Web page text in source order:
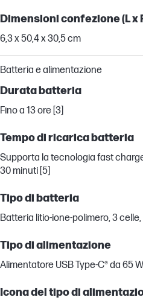
Dimensioni confezione (L x
6,3 x 50,4 x 30,5 cm
Batteria e alimentazione
Durata batteria
Fino a 13 ore [3]
Tempo di ricarica batteria
Supporta la tecnologia fast
30 minuti [5]
Tipo di batteria
Batteria litio-ione-polimero, 3 celle,
Tipo di alimentazione
Alimentatore USB Type-C® da 65 W
Icona del tipo di